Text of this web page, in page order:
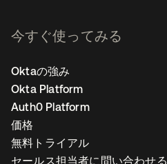
今すぐ使ってみる
Oktaの強み
Okta Platform
Auth0 Platform
価格
無料トライアル
セールス担当者に問い合わせる